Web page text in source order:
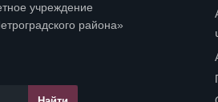
учреждение
района»